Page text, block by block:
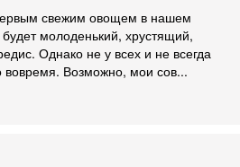
свежим овощем в нашем
молоденький, хрустящий,
Однако не у всех и не всегда
вовремя. Возможно, мои сов...